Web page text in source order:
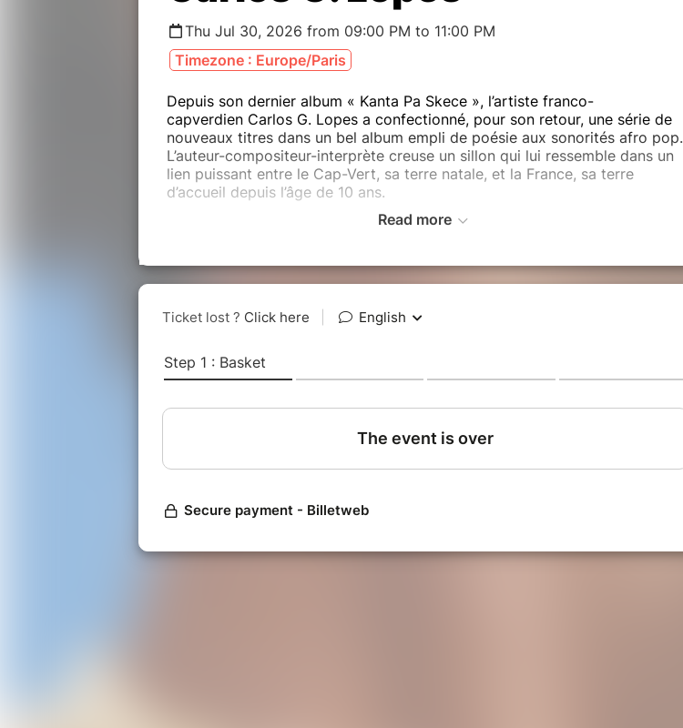
Thu Jul 30, 2026 from 09:00 PM to 11:00 PM
Timezone : Europe/Paris
Depuis son dernier album « Kanta Pa Skece », l’artiste franco-
capverdien Carlos G. Lopes a confectionné, pour son retour, une série de
nouveaux titres dans un bel album empli de poésie aux sonorités afro pop.
L’auteur-compositeur-interprète creuse un sillon qui lui ressemble dans un
lien puissant entre le Cap-Vert, sa terre natale, et la France, sa terre
d’accueil depuis l’âge de 10 ans.
Carlos G. Lopes fait honneur à sa « créolité », dans une modernité
parcours et sa double-culture.
En constante évolution artistique, se reflète dans sa musique la magie du
du musicien, au carrefour entre la musique traditionnelle du pays (funana,
voire le RnB.
volontiers le bord d'une oreille peinte en bleu, signal fort indiquant que sa
musique est pleine de couleurs, celles du ciel, de la mer, des lieux et des
Sempé à la guitare et Jean-Luc Dana à la batterie.
Read more